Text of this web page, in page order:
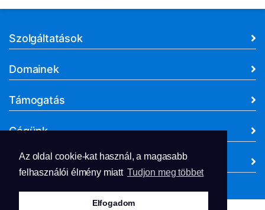
Az oldal cookie-kat használ, a magasabb
felhasználói élmény miatt Tudjon meg többet
Elfogadom
Szolgáltatások
Domainek
Támogatás
Cégünk
Dokumentumok